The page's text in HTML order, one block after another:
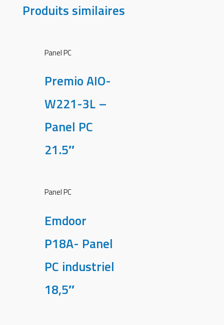
Produits similaires
Panel PC
Premio AIO-
W221-3L –
Panel PC
21.5″
Panel PC
Emdoor
P18A- Panel
PC industriel
18,5″